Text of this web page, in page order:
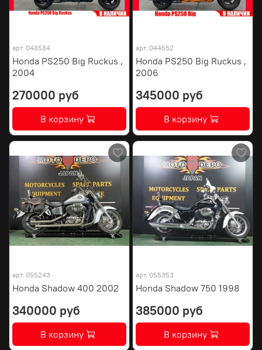
арт. 048584
Honda PS250 Big Ruckus ,
2004
270000 руб
В корзину
арт. 044552
Honda PS250 Big Ruckus ,
2006
345000 руб
В корзину
арт. 055243
Honda Shadow 400 2002
340000 руб
В корзину
арт. 055353
Honda Shadow 750 1998
385000 руб
В корзину